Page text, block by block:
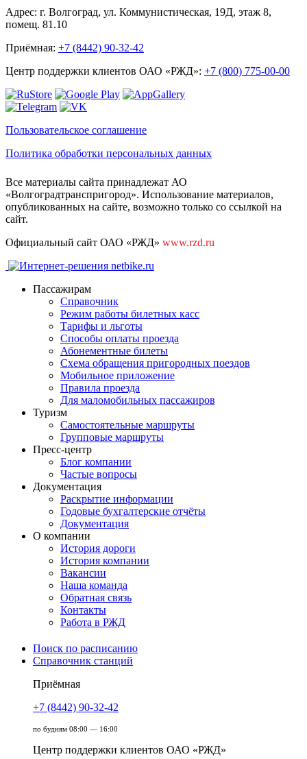
Адрес: г. Волгоград, ул. Коммунистическая, 19Д, этаж 8,
помещ. 81.10
Приёмная: +7 (8442) 90-32-42
Центр поддержки клиентов ОАО «РЖД»: +7 (800) 775-00-00
Пользовательское соглашение
Политика обработки персональных данных
Все материалы сайта принадлежат АО
«Волгоградтранспригород». Использование материалов,
опубликованных на сайте, возможно только со ссылкой на
сайт.
Официальный сайт ОАО «РЖД» www.rzd.ru
Пассажирам
Справочник
Режим работы билетных касс
Тарифы и льготы
Способы оплаты проезда
Абонементные билеты
Схема обращения пригородных поездов
Мобильное приложение
Правила проезда
Для маломобильных пассажиров
Туризм
Самостоятельные маршруты
Групповые маршруты
Пресс-центр
Блог компании
Частые вопросы
Документация
Раскрытие информации
Годовые бухгалтерские отчёты
Документация
О компании
История дороги
История компании
Вакансии
Наша команда
Обратная связь
Контакты
Работа в РЖД
Поиск по расписанию
Справочник станций
Приёмная
+7 (8442) 90-32-42
по будням 08:00 — 16:00
Центр поддержки клиентов ОАО «РЖД»